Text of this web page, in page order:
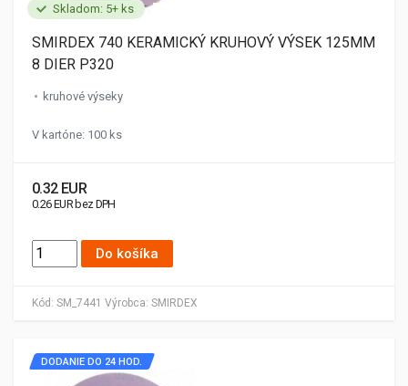
Skladom: 5+ ks
Kód: SM_7441 Výrobca: SMIRDEX
SMIRDEX 740 KERAMICKÝ KRUHOVÝ VÝSEK 125MM
8 DIER P320
kruhové výseky
V kartóne: 100 ks
0.32 EUR
0.26 EUR bez DPH
Do košíka
DODANIE DO 24 HOD.